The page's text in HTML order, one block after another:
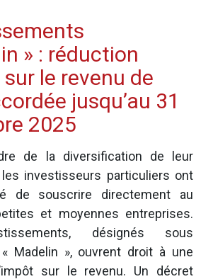
» : réduction
sur le revenu de
jusqu’au 31
2025
de la diversification de leur
investisseurs particuliers ont
de souscrire directement au
et moyennes entreprises.
désignés sous
« Madelin », ouvrent droit à une
sur le revenu. Un décret